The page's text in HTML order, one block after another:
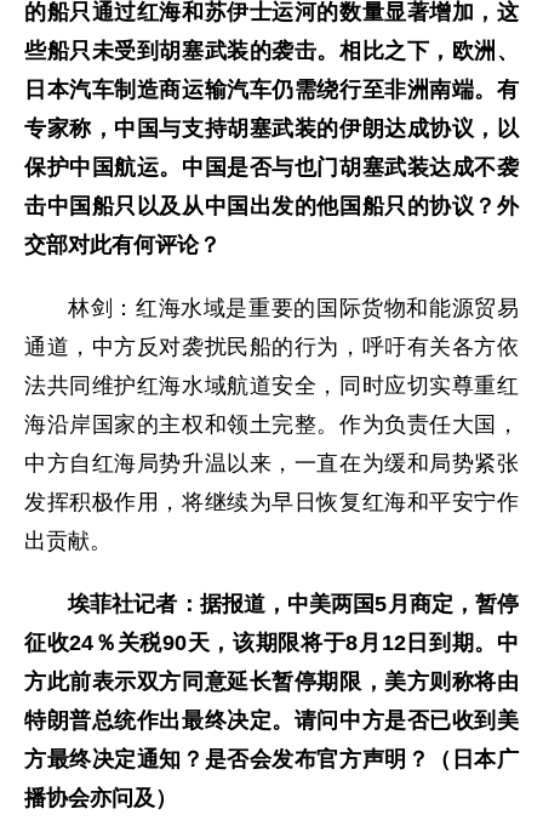
的船只通过红海和苏伊士运河的数量显著增加，这
些船只未受到胡塞武装的袭击。相比之下，欧洲、
日本汽车制造商运输汽车仍需绕行至非洲南端。有
专家称，中国与支持胡塞武装的伊朗达成协议，以
保护中国航运。中国是否与也门胡塞武装达成不袭
击中国船只以及从中国出发的他国船只的协议？外
交部对此有何评论？
林剑：红海水域是重要的国际货物和能源贸易
通道，中方反对袭扰民船的行为，呼吁有关各方依
法共同维护红海水域航道安全，同时应切实尊重红
海沿岸国家的主权和领土完整。作为负责任大国，
中方自红海局势升温以来，一直在为缓和局势紧张
发挥积极作用，将继续为早日恢复红海和平安宁作
出贡献。
埃菲社记者：据报道，中美两国5月商定，暂停
征收24％关税90天，该期限将于8月12日到期。中
方此前表示双方同意延长暂停期限，美方则称将由
特朗普总统作出最终决定。请问中方是否已收到美
方最终决定通知？是否会发布官方声明？（日本广
播协会亦问及）